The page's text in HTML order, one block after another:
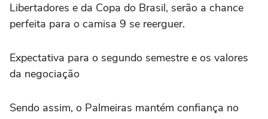
Libertadores e da Copa do Brasil, serão a chance
perfeita para o camisa 9 se reerguer.
Expectativa para o segundo semestre e os valores
da negociação
Sendo assim, o Palmeiras mantém confiança no